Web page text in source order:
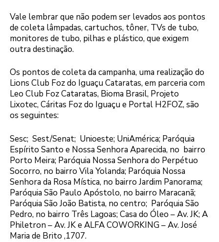
Vale lembrar que não podem ser levados aos pontos
de coleta lâmpadas, cartuchos, tôner, TVs de tubo,
monitores de tubo, pilhas e plástico, que exigem
outra destinação.
Os pontos de coleta da campanha, uma realização do
Lions Club Foz do Iguaçu Cataratas, em parceria com
Leo Club Foz Cataratas, Bioma Brasil, Projeto
Lixotec, Cáritas Foz do Iguaçu e Portal H2FOZ, são
os seguintes:
Sesc; Sest/Senat; Unioeste; UniAmérica; Paróquia
Espírito Santo e Nossa Senhora Aparecida, no bairro
Porto Meira; Paróquia Nossa Senhora do Perpétuo
Socorro, no bairro Vila Yolanda; Paróquia Nossa
Senhora da Rosa Mística, no bairro Jardim Panorama;
Paróquia São Paulo Apóstolo, no bairro Maracanã;
Paróquia São João Batista, no centro; Paróquia São
Pedro, no bairro Três Lagoas; Casa do Óleo – Av. JK; A
Philetron – Av. JK e ALFA COWORKING – Av. José
Maria de Brito ,1707.